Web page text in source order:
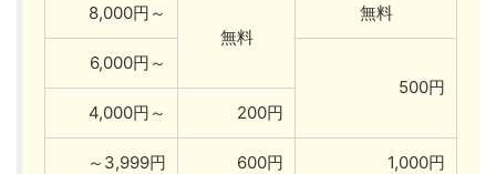
8,000円～
無料
無料
6,000円～
500円
4,000円～
200円
～3,999円 600円 1,000円